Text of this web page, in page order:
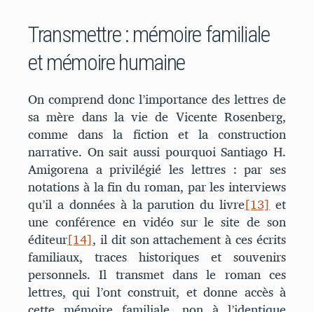
Transmettre : mémoire familiale
et mémoire humaine
On comprend donc l’importance des lettres de
sa mère dans la vie de Vicente Rosenberg,
comme dans la fiction et la construction
narrative. On sait aussi pourquoi Santiago H.
Amigorena a privilégié les lettres : par ses
notations à la fin du roman, par les interviews
qu’il a données à la parution du livre[13]et
une conférence en vidéo sur le site de son
éditeur[14], il dit son attachement à ces écrits
familiaux, traces historiques et souvenirs
personnels. Il transmet dans le roman ces
lettres, qui l’ont construit, et donne accès à